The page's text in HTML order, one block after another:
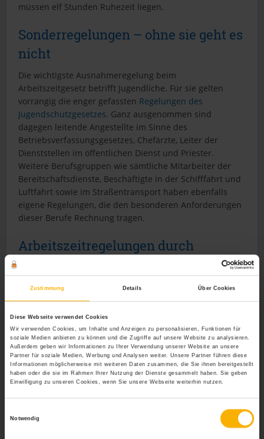
Zustimmung Details Über Cookies
Diese Webseite verwendet Cookies
Wir verwenden Cookies, um Inhalte und Anzeigen zu personalisieren, Funktionen für
soziale Medien anbieten zu können und die Zugriffe auf unsere Website zu analysieren.
Außerdem geben wir Informationen zu Ihrer Verwendung unserer Website an unsere
Partner für soziale Medien, Werbung und Analysen weiter. Unsere Partner führen diese
Informationen möglicherweise mit weiteren Daten zusammen, die Sie ihnen bereitgestellt
haben oder die sie im Rahmen Ihrer Nutzung der Dienste gesammelt haben. Sie geben
Einwilligung zu unseren Cookies, wenn Sie unsere Webseite weiterhin nutzen.
Notwendig
müssen elf Stunden Ruhezeit liegen.
Sonderregelungen – ohne sie geht es
nicht
Die wichtigste Ausnahmeregelung beim
Arbeitszeitgesetz betrifft Jugendliche. Für sie gelten
vorrangig die enger gefassten Regelungen des
Jugendschutzgesetzes. Ganz ausgenommen sind
dagegen leitende Angestellte im Sinne des
Betriebsverfassungsgesetzes, Chefärzte, Leiter der
Dienststellen im öffentlichen Dienst und Priester.
Weitere Berufsgruppen wie sämtliche Mitarbeiter der
Bereitschaftsdienste, Beschäftigte in der Schifffahrt und
Luftfahrt sowie im Straßentransport haben ebenfalls
eigene Regelungen, die den besonderen Anforderungen
dieser Berufe Rechnung tragen.
Arbeitszeitregelungen durch
Mitbestimmung des Betriebsrates
Arbeitszeiten ändern, Pausen verlagern oder
Überstunden anordnen sind betriebliche Maßnahmen,
Mitbestimmungsrecht eines Betriebsrates unterliegen.
Wer als Betriebsinhaber also aufgrund eines erhöhten
Arbeitsanfalles Mehrarbeit anordnen möchte, muss nach
§ 87 BetrVG den Betriebsrat in seine Entscheidung mit
einbeziehen.
Arbeitszeitgesetz in der Diskussion
Arbeitgeberverbände sehen allerdings immer mehr die